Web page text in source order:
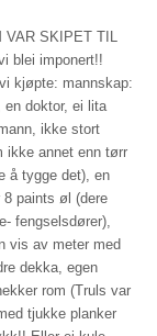
SKIPET TIL
blei imponert!!
kjøpte: mannskap:
en doktor, ei lita
ikke stort
ikke annet enn tørr
å tygge det), en
8 paints øl (dere
fengselsdører),
vis av meter med
dekka, egen
rom (Truls var
tjukke planker